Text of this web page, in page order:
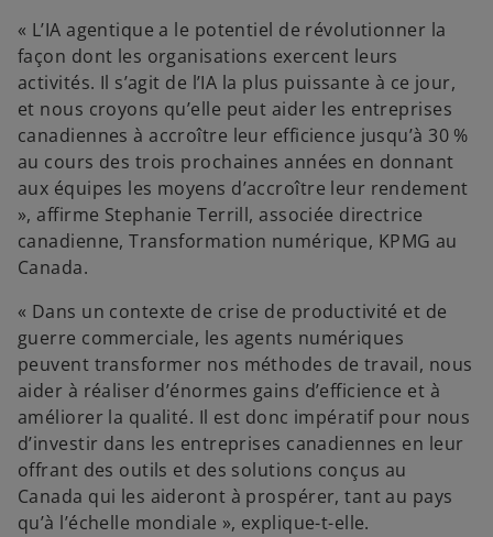
« L’IA agentique a le potentiel de révolutionner la
façon dont les organisations exercent leurs
activités. Il s’agit de l’IA la plus puissante à ce jour,
et nous croyons qu’elle peut aider les entreprises
canadiennes à accroître leur efficience jusqu’à 30 %
au cours des trois prochaines années en donnant
aux équipes les moyens d’accroître leur rendement
», affirme Stephanie Terrill, associée directrice
canadienne, Transformation numérique, KPMG au
Canada.
« Dans un contexte de crise de productivité et de
guerre commerciale, les agents numériques
peuvent transformer nos méthodes de travail, nous
aider à réaliser d’énormes gains d’efficience et à
améliorer la qualité. Il est donc impératif pour nous
d’investir dans les entreprises canadiennes en leur
offrant des outils et des solutions conçus au
Canada qui les aideront à prospérer, tant au pays
qu’à l’échelle mondiale », explique-t-elle.